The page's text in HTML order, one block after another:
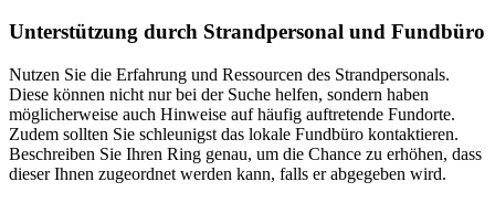
Unterstützung durch Strandpersonal und Fundbüro
Nutzen Sie die Erfahrung und Ressourcen des Strandpersonals.
Diese können nicht nur bei der Suche helfen, sondern haben
möglicherweise auch Hinweise auf häufig auftretende Fundorte.
Zudem sollten Sie schleunigst das lokale Fundbüro kontaktieren.
Beschreiben Sie Ihren Ring genau, um die Chance zu erhöhen, dass
dieser Ihnen zugeordnet werden kann, falls er abgegeben wird.